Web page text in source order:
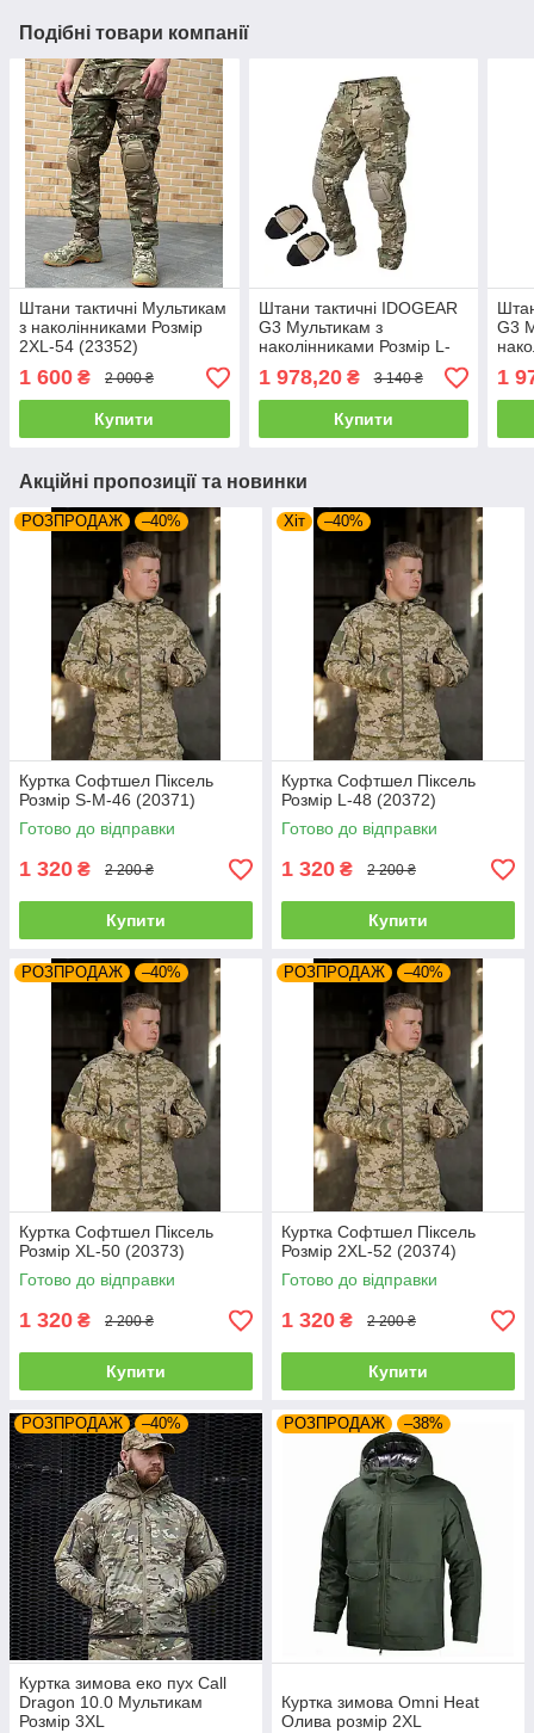
Подібні товари компанії
Штани тактичні Мультикам
з наколінниками Розмір
2XL-54 (23352)
1 600 ₴ 2 000 ₴
Купити
Штани тактичні IDOGEAR
G3 Мультикам з
наколінниками Розмір L-
50
1 978,20₴ 3 140 ₴
Купити
G3
46
1
Акційні пропозиції та новинки
РОЗПРОДАЖ –40%
Куртка Софтшел Піксель
Розмір S-M-46 (20371)
Готово до відправки
1 320 ₴ 2 200 ₴
Купити
Хіт –40%
Куртка Софтшел Піксель
Розмір L-48 (20372)
Готово до відправки
1 320 ₴ 2 200 ₴
Купити
РОЗПРОДАЖ –40%
Куртка Софтшел Піксель
Розмір XL-50 (20373)
Готово до відправки
1 320 ₴ 2 200 ₴
Купити
РОЗПРОДАЖ –40%
Куртка Софтшел Піксель
Розмір 2XL-52 (20374)
Готово до відправки
1 320 ₴ 2 200 ₴
Купити
РОЗПРОДАЖ –40%
Куртка зимова еко пух Call
Dragon 10.0 Мультикам
Розмір 3XL
РОЗПРОДАЖ –38%
Куртка зимова Omni Heat
Олива розмір 2XL